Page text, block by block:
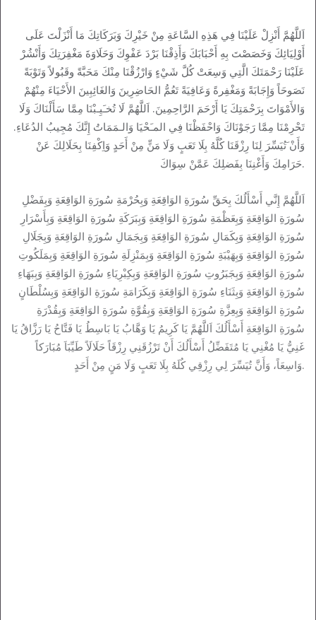
اَللَّهُمَّ أَنْزِلْ عَلَيْنَا فِي هَذِهِ السَّاعَةِ مِنْ خَيْرِكَ وَبَرَكَاتِكَ مَا أَنْزَلْتَ عَلَى
أَوْلِيَائِكَ وَخَصَصْتَ بِهِ أَحْبَابَكَ وَأَذِقْنَا بَرْدَ عَفْوِكَ وَحَلَاوَةَ مَغْفِرَتِكَ وَأَنْشُرْ
عَلَيْنَا رَحْمَتَكَ الَّتِي وَسِعَتْ كُلَّ شَيْءٍ وَارْزُقْنَا مِنْكَ مَحَبَّةً وقَبُولاً وَتَوْبَةً
نَصَوحَاً وَإِجَابَةً وَمَغْفِرةً وَعَافِيَةً تَعُمُّ الحَاضِرِينَ وَالغَائِبِينَ الأَحْيَاءَ مِنْهُمْ
وَالأَمْوَاتَ بِرَحْمَتِكَ يَا أَرْحَمَ الرَّاحِمِينَ. اَللَّهُمَّ لَا تُخـَيِـبْنَا مِمَّا سَأَلْنَاكَ وَلَا
تَحْرِمْنَا مِمَّا رَجَوْنَاكَ وَاحْفَظْنَا فِي المـَحْيَا وَالـمَمَاتُ إِنَّكَ مُجِيبُ الدُعَاءِ.
وَأَنْ َتُيَسِّرَ لِنَا رِزْقَنَا كُلَّهُ بِلَا تَعَبٍ وَلَا مَنٍّ مِنْ أَحَدٍ وَاِكْفِنَا بِحَلَالِكَ عَنْ
حَرَامِكَ وَأَغْنِنَا بِفَضلِكَ عَمَّنْ سِوَاكَ.
اَللَّهُمَّ إِنَّي أَسْأَلُكَ بِحَقِّ سُورَةِ الوَاقِعَةِ وَبِحُرْمَةِ سُورَةِ الوَاقِعَةِ وَبِفَضْلِ
سُورَةِ الوَاقِعَةِ وَبِعَظْمَةِ سُورَةِ الوَاقِعَةِ وَبِبَرَكَةِ سُورَةِ الوَاقِعَةِ وَبِأَسْرَارِ
سُورَةِ الوَاقِعَةِ وَبِكَمَالِ سُورَةِ الوَاقِعَةِ وَبِجَمَالِ سُورَةِ الوَاقِعَةِ وَبِجَلَالِ
سُورَةِ الوَاقِعَةِ وَبِهَيْبَةِ سُورَةِ الوَاقِعَةِ وَبِمَنْزِلَةِ سُورَةِ الوَاقِعَةِ وَبِمَلَكُوتِ
سُورَةِ الوَاقِعَةِ وَبِجَبَرُوتِ سُورَةِ الوَاقِعَةِ وَبِكِبْرِيَاءِ سُورَةِ الوَاقِعَةِ وَبِبَهَاءِ
سُورَةِ الوَاقِعَةِ وَبِثَنَاءِ سُورَةِ الوَاقِعَةِ وَبِكَرَامَةِ سُورَةِ الوَاقِعَةِ وَبِسُلْطَانٍ
سُورَةِ الوَاقِعَةِ وَبِعِزَّةِ سُورَةِ الوَاقِعَةِ وَبِقُوَّةِ سُورَةِ الوَاقِعَةِ وَبِقُدْرَةِ
سُورَةِ الوَاقِعَةِ أَسْأَلُكَ اَللَّهُمَّ يَا كَرِيمُ يَا وَهَّابُ يَا بَاسِطُ يَا فَتَّاحُ يَا رَزَّاقُ يَا
غَنِيُّ يَا مُغْنِي يَا مُتَفَضِّلُ أَسْأَلُكَ أَنْ تَرْزُقَنِي رِزْقَاً حَلَالَاً طَيِّبَاَ مُبَارَكاً
وَاسِعَاً، وَأَنَّ تُيَسِّرَ لِي رِزْقِي كُلَهُ بِلَا تَعَبٍ وَلَا مَنٍ مِنْ أَحَدٍ.